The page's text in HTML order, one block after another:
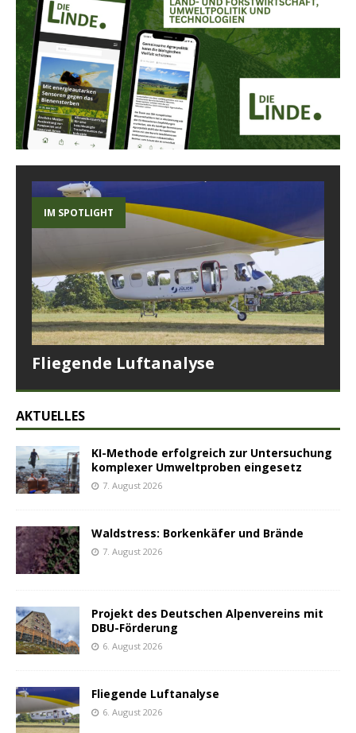
IM SPOTLIGHT
Fliegende Luftanalyse
AKTUELLES
KI-Methode erfolgreich zur Untersuchung
komplexer Umweltproben eingesetz
7. August 2026
Waldstress: Borkenkäfer und Brände
7. August 2026
Projekt des Deutschen Alpenvereins mit
DBU-Förderung
6. August 2026
Fliegende Luftanalyse
6. August 2026